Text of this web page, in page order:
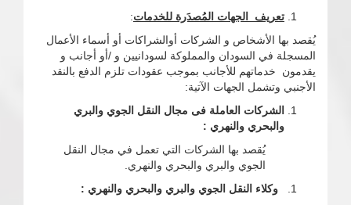
تعريف الجهات المُصدَرة للخدمات:
يُقصد بها الأشخاص و الشركات أوالشراكات أو أسماء الأعمال
المسجلة في السودان والمملوكة لسودانيين و /أو أجانب و
يقدمون خدماتهم للأجانب بموجب عقودات تلزم الدفع بالنقد
الأجنبي وتشمل الجهات الآتية:
الشركات العاملة فى مجال النقل الجوي والبري
والبحري والنهري :
يُقصد بها الشركات التي تعمل في مجال النقل
الجوي والبري والبحري والنهري.
وكلاء النقل الجوي والبري والبحري والنهري :